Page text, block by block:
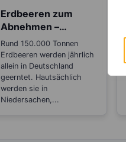
Erdbeeren zum
Abnehmen –
Wusstest du, das
sie botanisch
gesehen Nüsse
sind?
Rund 150.000 Tonnen
Erdbeeren werden jährlich
allein in Deutschland
geerntet. Hautsächlich
werden sie in
Niedersachen,...